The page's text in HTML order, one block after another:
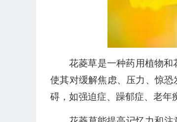
花菱草是一种药用植物和
使其对缓解焦虑、压力、惊
碍，如强迫症、躁郁症、老年